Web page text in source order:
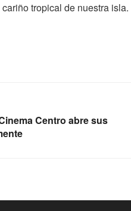
tropical de nuestra isla.
Centro abre sus